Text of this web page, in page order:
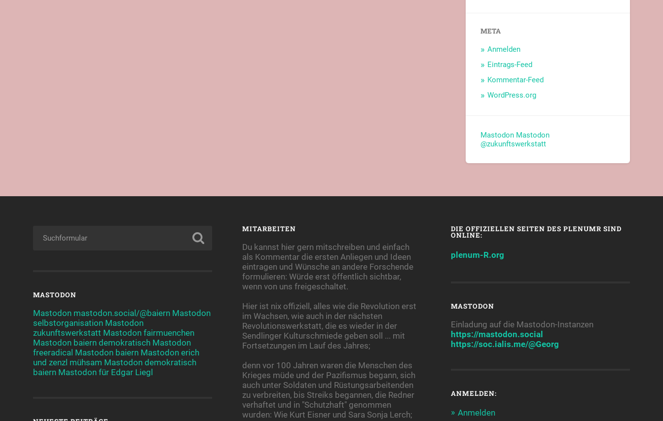
META
Anmelden
Eintrags-Feed
Kommentar-Feed
WordPress.org
Mastodon Mastodon
@zukunftswerkstatt
MASTODON
Mastodon mastodon.social/@baiern Mastodon
selbstorganisation Mastodon
zukunftswerkstatt Mastodon fairmuenchen
Mastodon baiern demokratisch Mastodon
freeradical Mastodon baiern Mastodon erich
und zenzl mühsam Mastodon demokratisch
baiern Mastodon für Edgar Liegl
MITARBEITEN
Du kannst hier gern mitschreiben und einfach
als Kommentar die ersten Anliegen und Ideen
eintragen und Wünsche an andere Forschende
formulieren: Würde erst öffentlich sichtbar,
wenn von uns freigeschaltet.
Hier ist nix offiziell, alles wie die Revolution erst
im Wachsen, wie auch in der nächsten
Revolutionswerkstatt, die es wieder in der
Sendlinger Kulturschmiede geben soll ... mit
Fortsetzungen im Lauf des Jahres;
denn vor 100 Jahren waren die Menschen des
Krieges müde und der Pazifismus begann, sich
auch unter Soldaten und Rüstungsarbeitenden
zu verbreiten, bis Streiks begannen, die Redner
verhaftet und in "Schutzhaft" genommen
wurden: Wie Kurt Eisner und Sara Sonja Lerch;
DIE OFFIZIELLEN SEITEN DES PLENUMR SIND
ONLINE:
plenum-R.org
MASTODON
Einladung auf die Mastodon-Instanzen
https://mastodon.social
https://soc.ialis.me/@Georg
ANMELDEN:
Anmelden